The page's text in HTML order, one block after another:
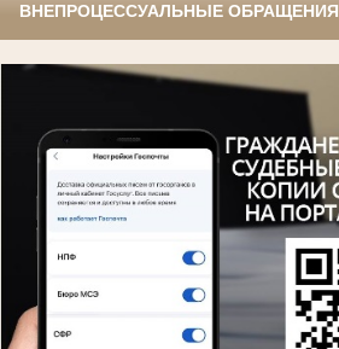
ВНЕПРОЦЕССУАЛЬНЫЕ ОБРАЩЕНИЯ